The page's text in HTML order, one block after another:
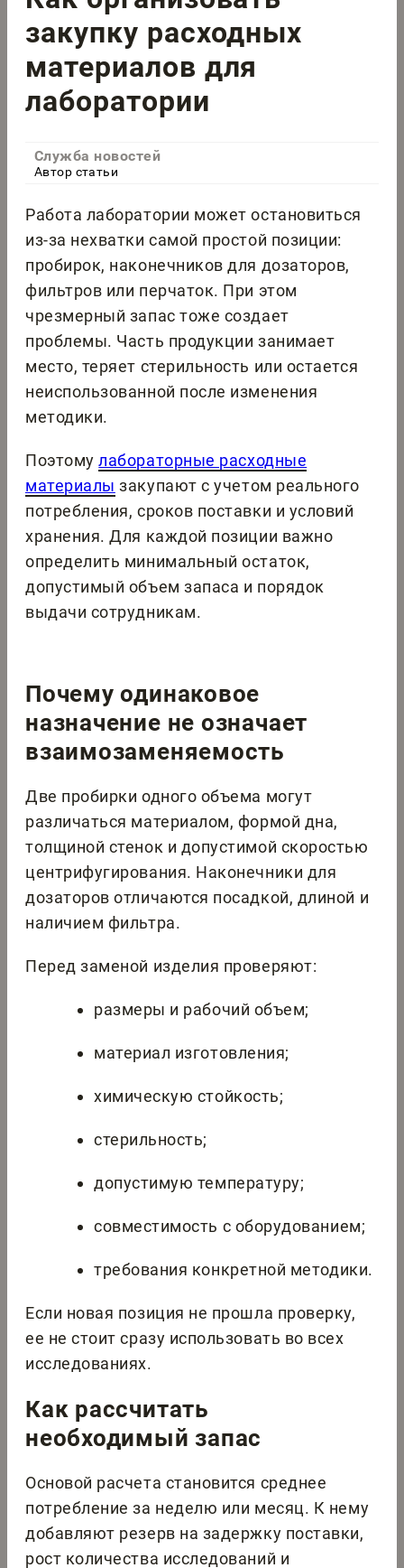
закупку расходных
материалов для
лаборатории
Служба новостей
Автор статьи
Работа лаборатории может остановиться
из-за нехватки самой простой позиции:
пробирок, наконечников для дозаторов,
фильтров или перчаток. При этом
чрезмерный запас тоже создает
проблемы. Часть продукции занимает
место, теряет стерильность или остается
неиспользованной после изменения
методики.
Поэтомулабораторные расходные
материалы закупают с учетом реального
потребления, сроков поставки и условий
хранения. Для каждой позиции важно
определить минимальный остаток,
допустимый объем запаса и порядок
выдачи сотрудникам.
Почему одинаковое
назначение не означает
взаимозаменяемость
Две пробирки одного объема могут
различаться материалом, формой дна,
толщиной стенок и допустимой скоростью
центрифугирования. Наконечники для
дозаторов отличаются посадкой, длиной и
наличием фильтра.
Перед заменой изделия проверяют:
размеры и рабочий объем;
материал изготовления;
химическую стойкость;
стерильность;
допустимую температуру;
совместимость с оборудованием;
требования конкретной методики.
Если новая позиция не прошла проверку,
ее не стоит сразу использовать во всех
исследованиях.
Как рассчитать
необходимый запас
Основой расчета становится среднее
потребление за неделю или месяц. К нему
добавляют резерв на задержку поставки,
рост количества исследований и